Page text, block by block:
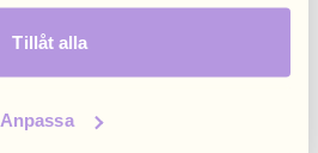
Tillåt alla
Anpassa